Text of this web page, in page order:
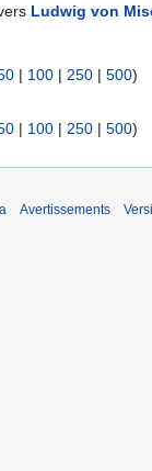
Ludwig von
| 100 | 250 | 500)
| 100 | 250 | 500)
Avertissements